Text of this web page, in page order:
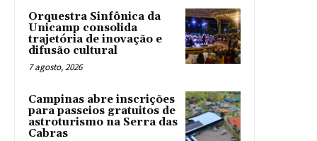
Orquestra Sinfônica da
Unicamp consolida
trajetória de inovação e
difusão cultural
7 agosto, 2026
Campinas abre inscrições
para passeios gratuitos de
astroturismo na Serra das
Cabras